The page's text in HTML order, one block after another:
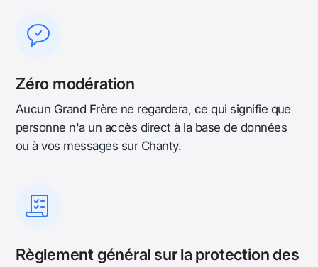
Zéro modération
Aucun Grand Frère ne regardera, ce qui signifie que
personne n'a un accès direct à la base de données
ou à vos messages sur Chanty.
Règlement général sur la protection des